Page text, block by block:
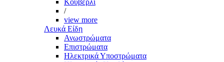
Κουβερλί
/
view more
Λευκά Είδη
Ανωστρώματα
Επιστρώματα
Ηλεκτρικά Υποστρώματα